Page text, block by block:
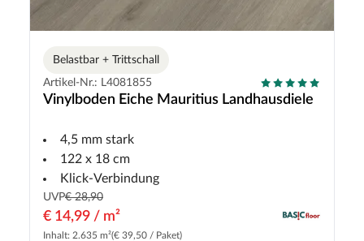
Belastbar + Trittschall
Artikel-Nr.: L4081855
Vinylboden Eiche Mauritius Landhausdiele
4,5 mm stark
122 x 18 cm
Klick-Verbindung
UVP€ 28,90
€ 14,99 / m²
Inhalt: 2.635 m²(€ 39,50 / Paket)